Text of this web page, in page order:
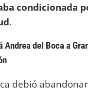
condicionada
.
Andrea del Boca a
debió